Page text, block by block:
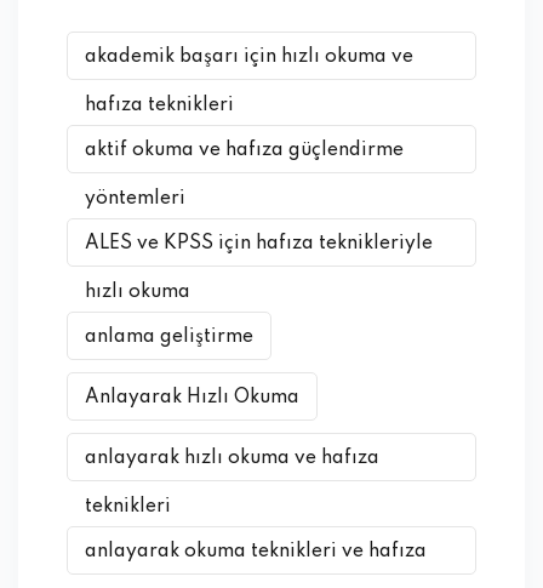
akademik başarı için hızlı okuma ve
hafıza teknikleri
aktif okuma ve hafıza güçlendirme
yöntemleri
ALES ve KPSS için hafıza teknikleriyle
hızlı okuma
anlama geliştirme
Anlayarak Hızlı Okuma
anlayarak hızlı okuma ve hafıza
teknikleri
anlayarak okuma teknikleri ve hafıza